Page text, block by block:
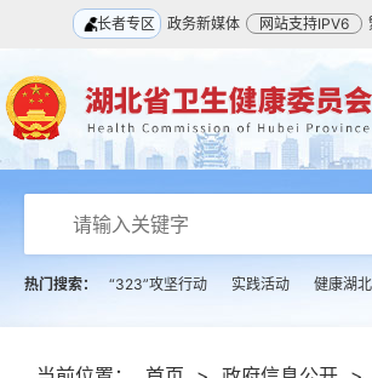
长者专区 政务新媒体 网站支持IPV6
热门搜索： “323”攻坚行动 实践活动 健康湖北